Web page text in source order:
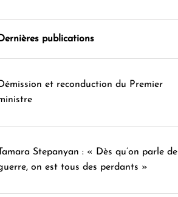
publications
et reconduction du Premier
Tamara Stepanyan : « Dès qu’on parle de
on est tous des perdants »